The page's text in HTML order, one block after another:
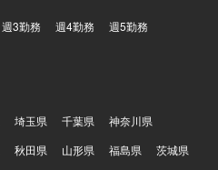
週3勤務 週4勤務 週5勤務
埼玉県 千葉県
神奈川県
秋田県 山形県 福島県
茨城県